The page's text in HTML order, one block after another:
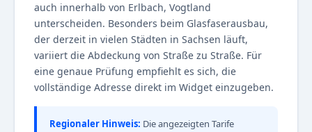
auch innerhalb von Erlbach, Vogtland
unterscheiden. Besonders beim Glasfaserausbau,
der derzeit in vielen Städten in Sachsen läuft,
variiert die Abdeckung von Straße zu Straße. Für
eine genaue Prüfung empfiehlt es sich, die
vollständige Adresse direkt im Widget einzugeben.
Regionaler Hinweis: Die angezeigten Tarife